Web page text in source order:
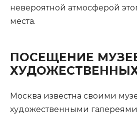
невероятной атмосферой
места.
ПОСЕЩЕНИЕ
Москва известна своими
художественными